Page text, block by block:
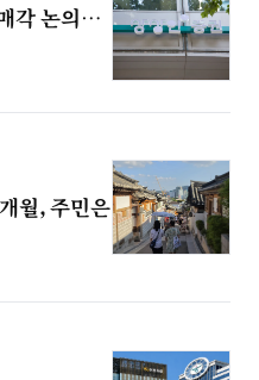
각 논의…
월, 주민은